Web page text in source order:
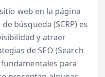
web en la página
búsqueda (SERP) es
y atraer
de SEO (Search
para